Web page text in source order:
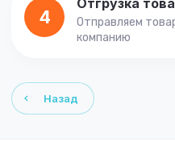
4
Отгрузка
Отправляем
компанию
Назад